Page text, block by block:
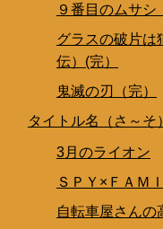
９番目のムサ
グラスの破片は
伝）(完）
鬼滅の刃（完）
タイトル名（さ～そ
3月のライオン
ＳＰＹ×ＦＡＭ
自転車屋さんの